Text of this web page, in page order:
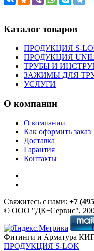
Каталог товаров
ПРОДУКЦИЯ S-
ПРОДУКЦИЯ
ТРУБЫ И
ЗАЖИМЫ ДЛЯ
УСЛУГИ
О компании
О компании
Как оформить заказ
Доставка
Гарантия
Контакты
Свяжитесь с нами: +7
© ООО "ДК+Сервис",
Фитинги и Арматура
ПРОДУКЦИЯ S-LOK